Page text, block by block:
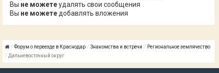
Вы не можетеудалять свои сообщения
Вы не можете добавлять вложения
Форум о переезде в Краснодар Знакомства и встречи
Региональное землячество
Дальневосточный округ